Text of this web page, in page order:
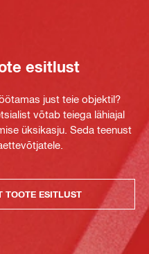
esitlust
just teie objektil?
võtab teiega lähiajal
üksikasju. Seda teenust
TOOTE ESITLUST